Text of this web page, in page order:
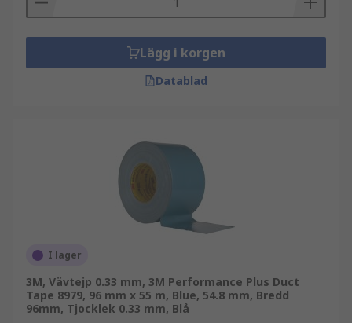
Lägg i korgen
Datablad
I lager
3M, Vävtejp 0.33 mm, 3M Performance Plus Duct
Tape 8979, 96 mm x 55 m, Blue, 54.8 mm, Bredd
96mm, Tjocklek 0.33 mm, Blå